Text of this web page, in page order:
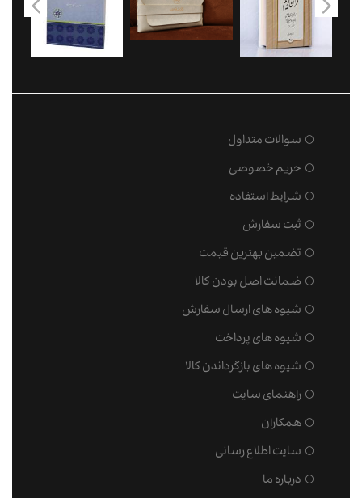
سوالات متداول
حریم خصوصی
شرایط استفاده
ثبت سفارش
تضمین بهترین قیمت
ضمانت اصل بودن کالا
شیوه های ارسال سفارش
شیوه های پرداخت
شیوه های بازگرداندن کالا
راهنمای سایت
همکاران
سایت اطلاع رسانی
درباره ما